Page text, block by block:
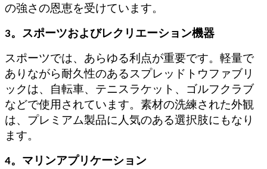
の強さの恩恵を受けています。
3。スポーツおよびレクリエーション機器
スポーツでは、あらゆる利点が重要です。軽量で
ありながら耐久性のあるスプレッドトウファブリ
ックは、自転車、テニスラケット、ゴルフクラブ
などで使用されています。素材の洗練された外観
は、プレミアム製品に人気のある選択肢にもなり
ます。
4。マリンアプリケーション